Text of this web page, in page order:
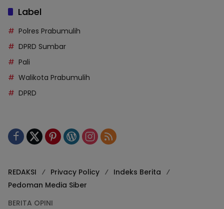
Label
Polres Prabumulih
DPRD Sumbar
Pali
Walikota Prabumulih
DPRD
REDAKSI Privacy Policy
Indeks Berita
Pedoman Media Siber
BERITA OPINI